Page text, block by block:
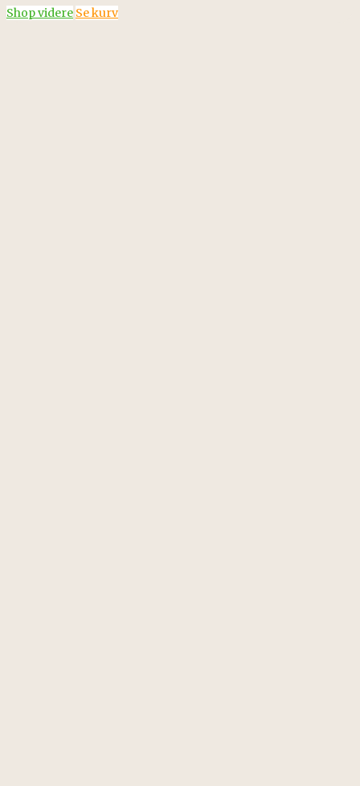
Shop videre Se kurv